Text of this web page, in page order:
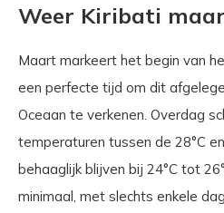
Weer Kiribati
Maart markeert het begin van
een perfecte tijd om dit
Oceaan te verkenen. Overdag
temperaturen tussen de 28°C
behaaglijk blijven bij 24°C tot
minimaal, met slechts enkele